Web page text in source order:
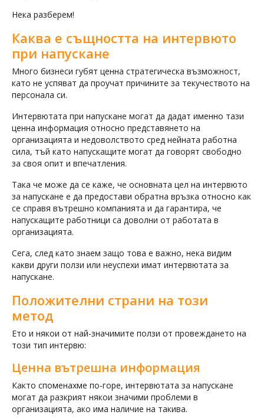
Нека разберем!
Каква е същността на интервюто
при напускане
Много бизнеси губят ценна стратегическа възможност,
като не успяват да проучат причините за текучеството на
персонала си.
Интервютата при напускане могат да дадат именно тази
ценна информация относно представянето на
организацията и недоволството сред нейната работна
сила, тъй като напускащите могат да говорят свободно
за своя опит и впечатления.
Така че може да се каже, че основната цел на интервюто
за напускане е да предостави обратна връзка относно как
се справя вътрешно компанията и да гарантира, че
напускащите работници са доволни от работата в
организацията.
Сега, след като знаем защо това е важно, нека видим
какви други ползи или неуспехи имат интервютата за
напускане.
Положителни страни на този
метод
Ето и някои от най-значимите ползи от провеждането на
този тип интервю:
Ценна вътрешна информация
Както споменахме по-горе, интервютата за напускане
могат да разкрият някои значими проблеми в
организацията, ако има наличие на такива.